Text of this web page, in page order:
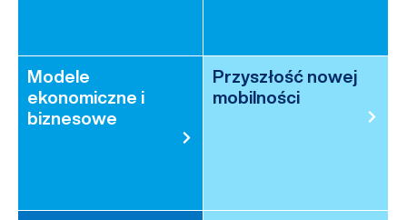
Modele
ekonomiczne i
biznesowe
Przyszłość nowej
mobilności